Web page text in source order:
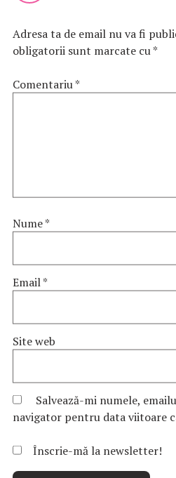
Adresa ta de email nu va fi
obligatorii sunt marcate cu*
Comentariu*
Nume*
Email*
Site web
Salvează-mi numele,
navigator pentru data viitoare
Înscrie-mă la newsletter!